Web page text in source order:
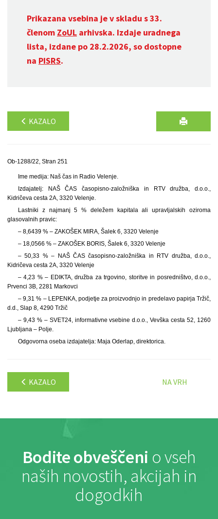
Prikazana vsebina je v skladu s 33.
členom ZoUL arhivska. Izdaje uradnega
lista, izdane po 28.2.2026, so dostopne
na PISRS.
KAZALO
Ob-1288/22, Stran 251
Ime medija: Naš čas in Radio Velenje.
Izdajatelj: NAŠ ČAS časopisno-založniška in RTV družba, d.o.o.,
Kidričeva cesta 2A, 3320 Velenje.
Lastniki z najmanj 5 % deležem kapitala ali upravljalskih oziroma
glasovalnih pravic:
– 8,6439 % – ZAKOŠEK MIRA, Šalek 6, 3320 Velenje
– 18,0566 % – ZAKOŠEK BORIS, Šalek 6, 3320 Velenje
– 50,33 % – NAŠ ČAS časopisno-založniška in RTV družba, d.o.o.,
Kidričeva cesta 2A, 3320 Velenje
– 4,23 % – EDIKTA, družba za trgovino, storitve in posredništvo, d.o.o.,
Prvenci 3B, 2281 Markovci
– 9,31 % – LEPENKA, podjetje za proizvodnjo in predelavo papirja Tržič,
d.d., Slap 8, 4290 Tržič
– 9,43 % – SVET24, informativne vsebine d.o.o., Vevška cesta 52, 1260
Ljubljana – Polje.
Odgovorna oseba izdajatelja: Maja Oderlap, direktorica.
KAZALO NA VRH
Bodite obveščeni o vseh
naših novostih, akcijah in
dogodkih